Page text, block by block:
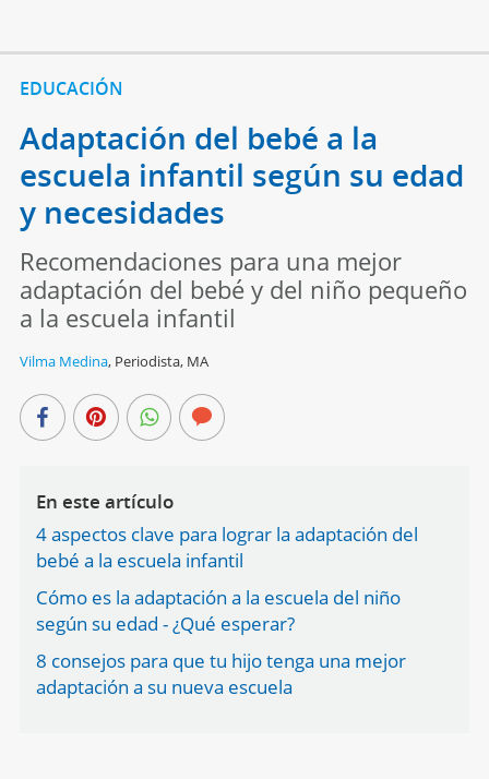
EDUCACIÓN
Adaptación del bebé a la
escuela infantil según su edad
y necesidades
Recomendaciones para una mejor
adaptación del bebé y del niño pequeño
a la escuela infantil
Vilma Medina, Periodista, MA
En este artículo
4 aspectos clave para lograr la adaptación del
bebé a la escuela infantil
Cómo es la adaptación a la escuela del niño
según su edad - ¿Qué esperar?
8 consejos para que tu hijo tenga una mejor
adaptación a su nueva escuela